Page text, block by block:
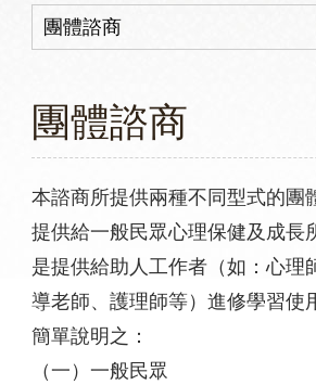
團體諮商
團體諮商
本諮商所提供兩種不同型式的團
提供給一般民眾心理保健及成長
是提供給助人工作者（如：心理
導老師、護理師等）進修學習使
簡單說明之：
（一）一般民眾